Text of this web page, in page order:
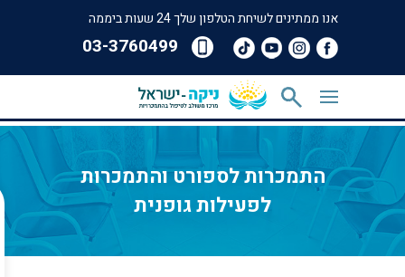
אנו ממתינים לשיחת הטלפון שלך 24 שעות ביממה
‎03-3760499
התמכרות לספורט והתמכרות
לפעילות גופנית